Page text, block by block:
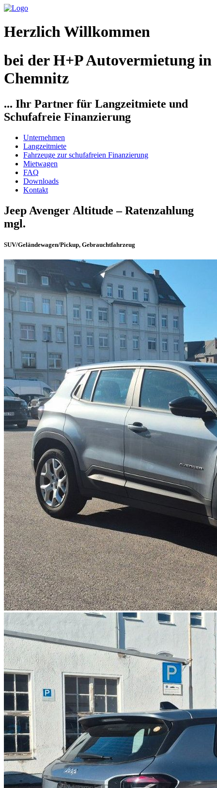
Herzlich Willkommen
bei der H+P Autovermietung in
Chemnitz
... Ihr Partner für Langzeitmiete und
Schufafreie Finanzierung
Unternehmen
Langzeitmiete
Fahrzeuge zur schufafreien Finanzierung
Mietwagen
FAQ
Downloads
Kontakt
Jeep Avenger Altitude – Ratenzahlung
mgl.
SUV/Geländewagen/Pickup, Gebrauchtfahrzeug